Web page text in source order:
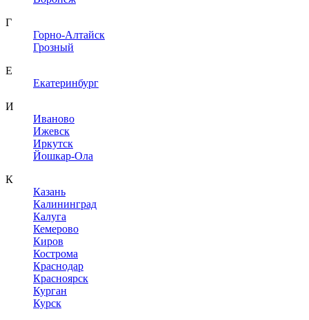
Г
Горно-Алтайск
Грозный
Е
Екатеринбург
И
Иваново
Ижевск
Иркутск
Йошкар-Ола
К
Казань
Калининград
Калуга
Кемерово
Киров
Кострома
Краснодар
Красноярск
Курган
Курск